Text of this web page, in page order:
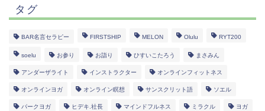
タグ
BAR名言セラピー FIRSTSHIP MELON Olulu RYT200
soelu お参り お詣り ひすいこたろう まさみん
アンダーザライト インストラクター オンラインフィットネス
オンラインヨガ オンライン瞑想 サンスクリット語 ソエル
パークヨガ ヒデキ.社長 マインドフルネス ミラクル ヨガ